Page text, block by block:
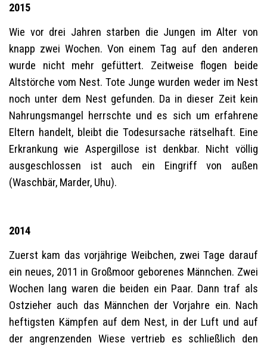
2015
Wie vor drei Jahren starben die Jungen im Alter von
knapp zwei Wochen. Von einem Tag auf den anderen
wurde nicht mehr gefüttert. Zeitweise flogen beide
Altstörche vom Nest. Tote Junge wurden weder im Nest
noch unter dem Nest gefunden. Da in dieser Zeit kein
Nahrungsmangel herrschte und es sich um erfahrene
Eltern handelt, bleibt die Todesursache rätselhaft. Eine
Erkrankung wie Aspergillose ist denkbar. Nicht völlig
ausgeschlossen ist auch ein Eingriff von außen
(Waschbär, Marder, Uhu).
2014
Zuerst kam das vorjährige Weibchen, zwei Tage darauf
ein neues, 2011 in Großmoor geborenes Männchen. Zwei
Wochen lang waren die beiden ein Paar. Dann traf als
Ostzieher auch das Männchen der Vorjahre ein. Nach
heftigsten Kämpfen auf dem Nest, in der Luft und auf
der angrenzenden Wiese vertrieb es schließlich den